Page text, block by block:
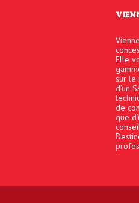
Elle
sur le
d’un
de
que